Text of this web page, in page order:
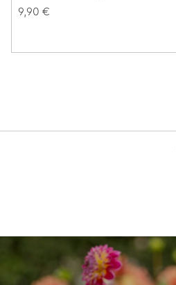
9,90 €